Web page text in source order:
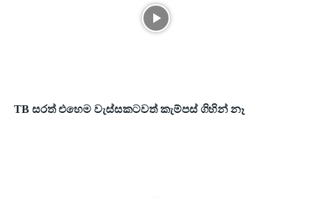
TB සරත් එහෙම වැස්සකටවත් කැම්පස් ගිහින් නෑ